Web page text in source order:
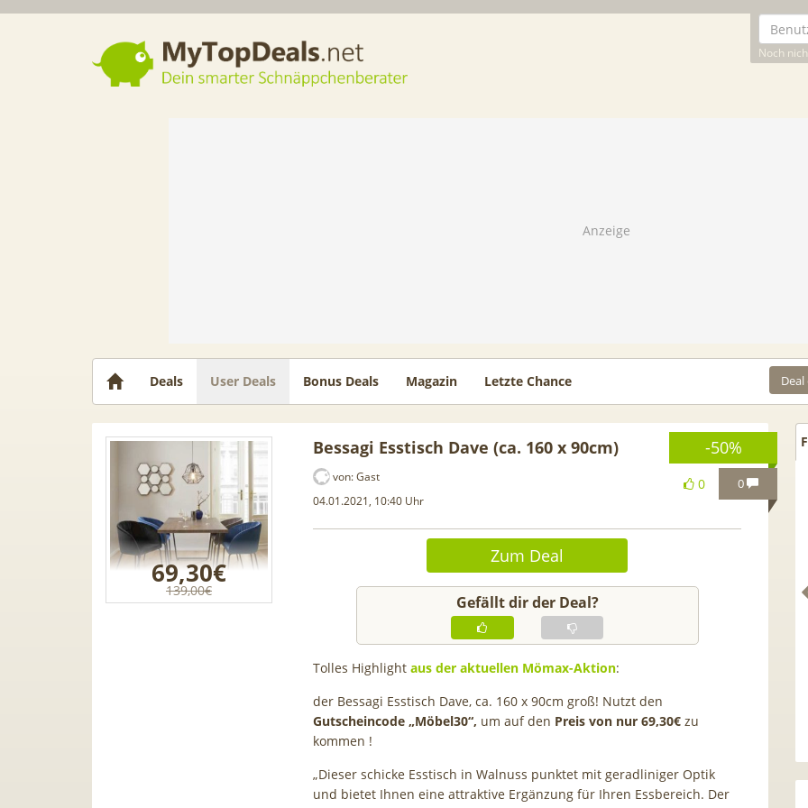
Noch
Dein smarter Schnäppchenberater
Deals User Deals Bonus Deals Magazin Letzte Chance
-50%
0
0
69,30€
139,00€
Bessagi Esstisch Dave (ca. 160 x 90cm)
von:Gast
04.01.2021, 10:40 Uhr
Zum Deal
Gefällt dir der Deal?
Tolles Highlight aus der aktuellen Mömax-Aktion:
der Bessagi Esstisch Dave, ca. 160 x 90cm groß! Nutzt den
Gutscheincode „Möbel30“, um auf den Preis von nur 69,30€ zu
kommen !
„Dieser schicke Esstisch in Walnuss punktet mit geradliniger Optik
und bietet Ihnen eine attraktive Ergänzung für Ihren Essbereich. Der
50€ Wechselbonus! 🎉 50GB 5G
Vodafone Allnet für 7,99€ mtl.
TOP 🍿 Netflix Standard + 300
mtl.
TCL tragbares 3-in-1
Luftentfeuchten | 9.000
App- & Smart-Home-